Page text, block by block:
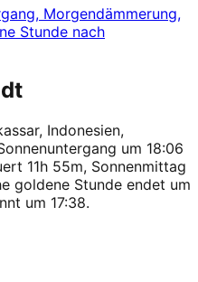
Morgendämmerung,
Stunde nach
Indonesien,
um 18:06
11h 55m, Sonnenmittag
goldene Stunde endet um
um 17:38.